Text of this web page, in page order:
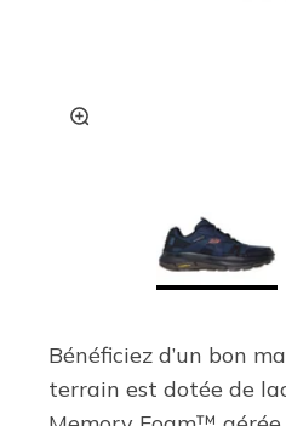
Bénéficiez d’un bon
terrain est dotée de